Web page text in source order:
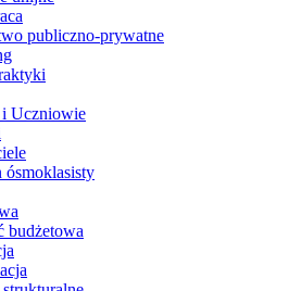
publiczno-prywatne
Uczniowie
ósmoklasisty
budżetowa